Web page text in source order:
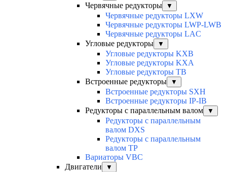
Червячные редукторы ▼
Червячные редукторы LXW
Червячные редукторы LWP-LWB
Червячные редукторы LAC
Угловые редукторы
▼
Угловые редукторы KXB
Угловые редукторы KXA
Угловые редукторы TB
Встроенные редукторы
▼
Встроенные редукторы SXH
Встроенные редукторы IP-IB
Редукторы с параллельным валом
▼
Редукторы с параллельным
валом DXS
Редукторы с параллельным
валом TP
Вариаторы VBC
Двигатели
▼